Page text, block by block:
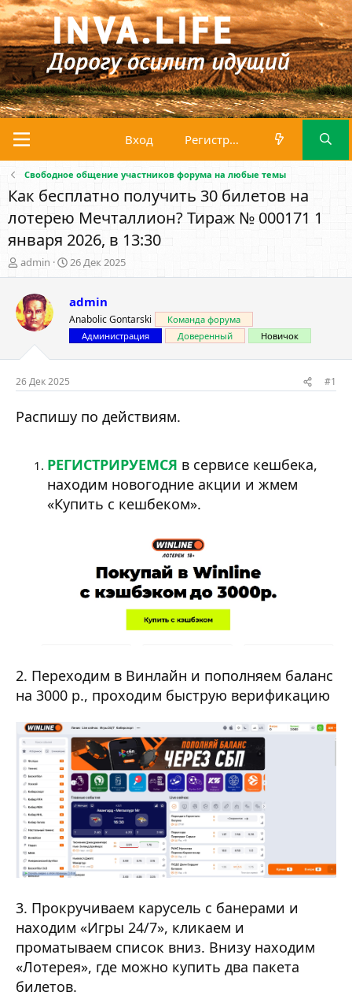
Вход Регистрация
Свободное общение участников форума на любые темы
Как бесплатно получить 30 билетов на
лотерею Мечталлион? Тираж № 000171 1
января 2026, в 13:30
А
в
о
р
т
м
ы
admin
Д
а
а
н
а
ч
а
а
26 Дек 2025
admin
Anabolic Gontarski
Команда форума
Администрация
Доверенный Новичок
26 Дек 2025 #1
Распишу по действиям.
РЕГИСТРИРУЕМСЯ в сервисе кешбека,
находим новогодние акции и жмем
«Купить с кешбеком».
2. Переходим в Винлайн и пополняем баланс
на 3000 р., проходим быструю верификацию
3. Прокручиваем карусель с банерами и
находим «Игры 24/7», кликаем и
проматываем список вниз. Внизу находим
«Лотерея», где можно купить два пакета
билетов.